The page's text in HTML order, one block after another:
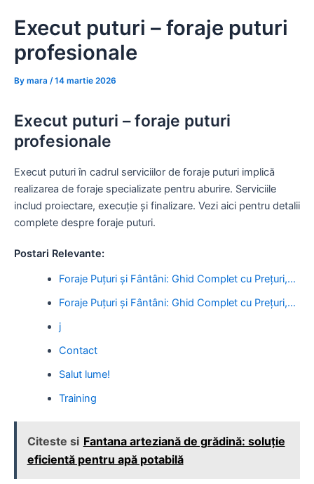
Execut puturi – foraje puturi
profesionale
By mara /14 martie 2026
Execut puturi – foraje puturi
profesionale
Execut puturi în cadrul serviciilor de foraje puturi implică
realizarea de foraje specializate pentru aburire. Serviciile
includ proiectare, execuție și finalizare. Vezi aici pentru detalii
complete despre foraje puturi.
Postari Relevante:
Foraje Puțuri și Fântâni: Ghid Complet cu Prețuri,…
Foraje Puțuri și Fântâni: Ghid Complet cu Prețuri,…
j
Contact
Salut lume!
Training
Citeste si Fantana arteziană de grădină: soluție
eficientă pentru apă potabilă